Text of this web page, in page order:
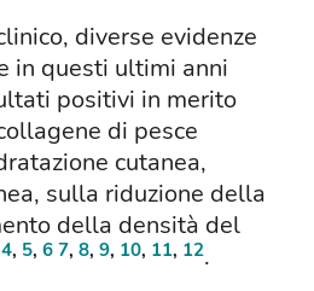
diverse evidenze
in questi ultimi anni
positivi in merito
di pesce
cutanea,
sulla riduzione della
della densità del
4, 5, 6 7, 8, 9, 10, 11, 12.